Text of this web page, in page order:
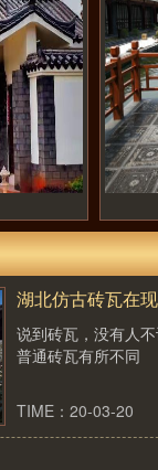
湖北仿古砖瓦在
说到砖瓦，没有人
普通砖瓦有所不同
TIME：20-03-20